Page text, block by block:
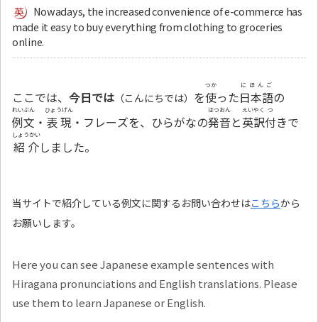
Nowadays, the increased convenience of e-commerce has
made it easy to buy everything from clothing to groceries
online.
ここでは、 今日では （こんにちでは） を使
つか
った日本語
にほんご
の
例文
れいぶん
・ 表現
ひょうげん
・フレーズを、ひらがなの発音
はつおん
と英訳
えいやく
付
つ
きで
紹介
しょうかい
しました。
当サイトで紹介している例文に関するお問い合わせはこちらから
お願いします。
Here you can see Japanese example sentences with
Hiragana pronunciations and English translations. Please
use them to learn Japanese or English.